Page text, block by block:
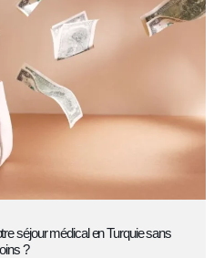
séjour médical en Turquie sans
?